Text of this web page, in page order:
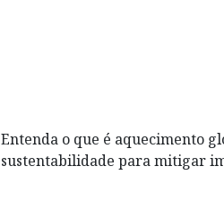
Entenda o que é aquecimento
sustentabilidade para mitigar